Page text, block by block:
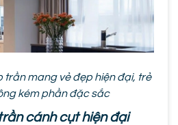
trần mang vẻ đẹp hiện đại, trẻ
kém phần đặc sắc
cánh cụt hiện đại